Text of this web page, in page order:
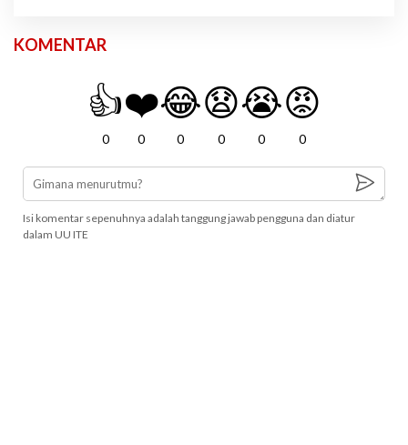
KOMENTAR
👍
0
❤️
0
😂
0
😧
0
😭
0
😡
0
Isi komentar sepenuhnya adalah tanggung jawab pengguna dan diatur
dalam UU ITE